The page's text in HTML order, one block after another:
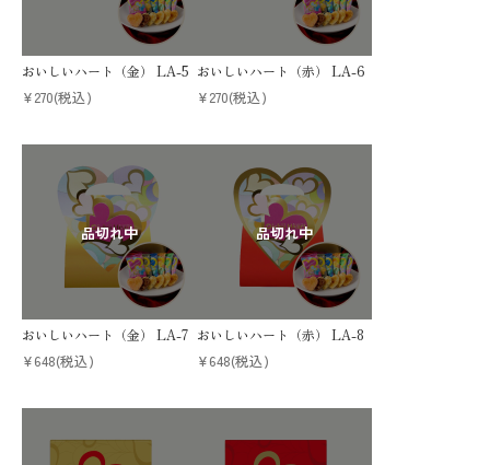
おいしいハート（金） LA-5
¥270(税込)
おいしいハート（赤） LA-6
¥270(税込)
おいしいハート（金） LA-7
¥648(税込)
おいしいハート（赤） LA-8
¥648(税込)